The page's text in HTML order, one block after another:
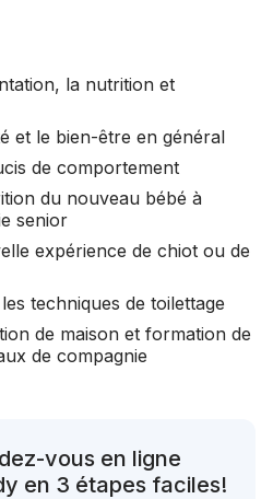
la nutrition et
et le bien-être en général
de comportement
du nouveau bébé à
senior
expérience de chiot ou de
techniques de toilettage
de maison et formation de
de compagnie
vous en ligne
en 3 étapes faciles!